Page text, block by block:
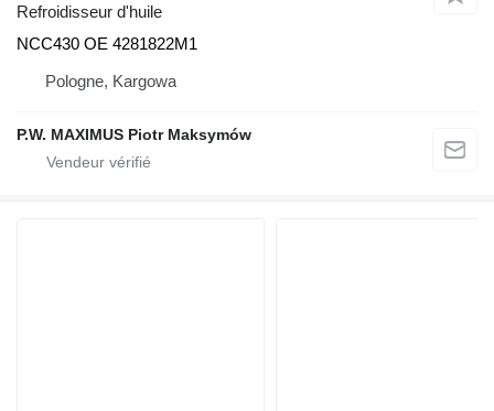
Refroidisseur d'huile
NCC430 OE 4281822M1
Pologne, Kargowa
P.W. MAXIMUS Piotr Maksymów